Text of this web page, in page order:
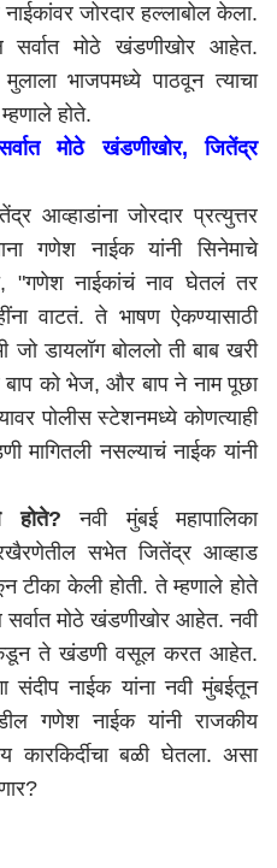
जोरदार हल्लाबोल केला.
मोठे खंडणीखोर आहेत.
मुलाला भाजपमध्ये पाठवून त्याचा
होते.
मोठे खंडणीखोर, जितेंद्र
आव्हाडांना जोरदार प्रत्युत्तर
गणेश नाईक यांनी सिनेमाचे
"गणेश नाईकांचं नाव घेतलं तर
वाटतं. ते भाषण ऐकण्यासाठी
डायलॉग बोललो ती बाब खरी
को भेज, और बाप ने नाम पूछा
पोलीस स्टेशनमध्ये कोणत्याही
नसल्याचं नाईक यांनी
होते? नवी मुंबई महापालिका
सभेत जितेंद्र आव्हाड
टीका केली होती. ते म्हणाले होते
मोठे खंडणीखोर आहेत. नवी
ते खंडणी वसूल करत आहेत.
संदीप नाईक यांना नवी मुंबईतून
गणेश नाईक यांनी राजकीय
कारकिर्दीचा बळी घेतला. असा